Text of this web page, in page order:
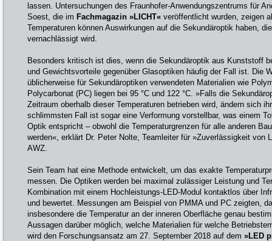
lassen. Untersuchungen des Fraunhofer-Anwendungszentrums für
Soest, die im Fachmagazin »LICHT« veröffentlicht wurden, zeigen
Temperaturen können Auswirkungen auf die Sekundäroptik haben,
vernachlässigt wird.
Besonders kritisch ist dies, wenn die Sekundäroptik aus Kunststoff
und Gewichtsvorteile gegenüber Glasoptiken häufig der Fall ist. Die
üblicherweise für Sekundäroptiken verwendeten Materialien wie
Polycarbonat (PC) liegen bei 95 °C und 122 °C. »Falls die
Zeitraum oberhalb dieser Temperaturen betrieben wird, ändern sich
schlimmsten Fall ist sogar eine Verformung vorstellbar, was einem
Optik entspricht – obwohl die Temperaturgrenzen für alle anderen
werden«, erklärt Dr. Peter Nolte, Teamleiter für »Zuverlässigkeit von
AWZ.
Sein Team hat eine Methode entwickelt, um das exakte
messen. Die Optiken werden bei maximal zulässiger Leistung und
Kombination mit einem Hochleistungs-LED-Modul kontaktlos über
und bewertet. Messungen am Beispiel von PMMA und PC zeigten,
insbesondere die Temperatur an der inneren Oberfläche genau
Aussagen darüber möglich, welche Materialien für welche
wird den Forschungsansatz am 27. September 2018 auf dem »LED